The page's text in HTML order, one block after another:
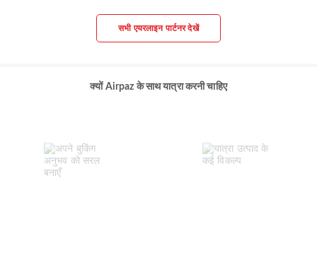
सभी एयरलाइन पार्टनर देखें
क्यों Airpaz के साथ यात्रा करनी चाहिए